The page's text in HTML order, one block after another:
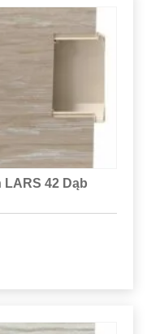
LARS 42 Dąb